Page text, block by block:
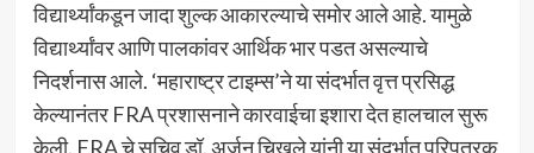
विद्यार्थ्यांकडून जादा शुल्क आकारल्याचे समोर आले आहे. यामुळे
विद्यार्थ्यांवर आणि पालकांवर आर्थिक भार पडत असल्याचे
निदर्शनास आले. ‘महाराष्ट्र टाइम्स’ने या संदर्भात वृत्त प्रसिद्ध
केल्यानंतर FRA प्रशासनाने कारवाईचा इशारा देत हालचाल सुरू
केली. FRA चे सचिव डॉ. अर्जुन चिखले यांनी या संदर्भात परिपत्रक